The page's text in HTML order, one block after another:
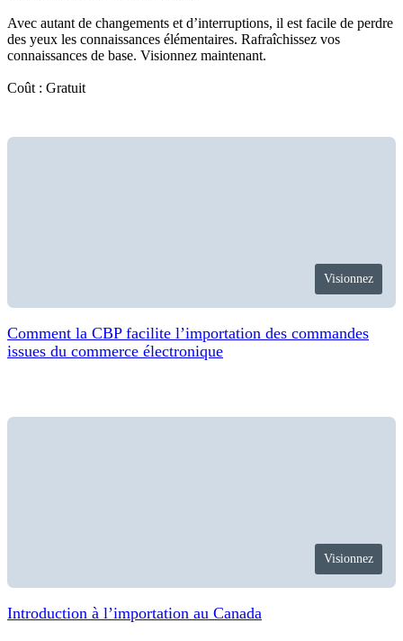
Avec autant de changements et d’interruptions, il est facile de perdre
des yeux les connaissances élémentaires. Rafraîchissez vos
connaissances de base. Visionnez maintenant.
Coût : Gratuit
Visionnez
Comment la CBP facilite l’importation des commandes
issues du commerce électronique
Visionnez
Introduction à l’importation au Canada